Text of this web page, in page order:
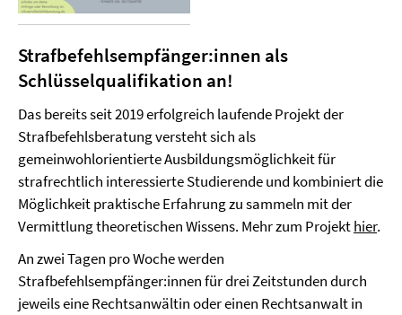
Strafbefehlsempfänger:innen als
Schlüsselqualifikation an!
Das bereits seit 2019 erfolgreich laufende Projekt der
Strafbefehlsberatung versteht sich als
gemeinwohlorientierte Ausbildungsmöglichkeit für
strafrechtlich interessierte Studierende und kombiniert die
Möglichkeit praktische Erfahrung zu sammeln mit der
Vermittlung theoretischen Wissens. Mehr zum Projekthier.
An zwei Tagen pro Woche werden
Strafbefehlsempfänger:innen für drei Zeitstunden durch
jeweils eine Rechtsanwältin oder einen Rechtsanwalt in